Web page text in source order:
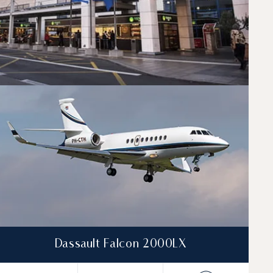
vuelos entre Atenas y Dubái. Un asesor
específicas.
Dassault Falcon 2000LX